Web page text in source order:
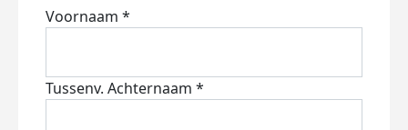
Voornaam *
Tussenv. Achternaam *